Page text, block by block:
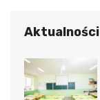
Aktualności